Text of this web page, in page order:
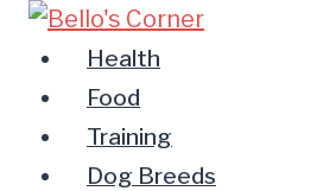
Zum
Inhalt
springen
Health
Food
Training
Dog Breeds